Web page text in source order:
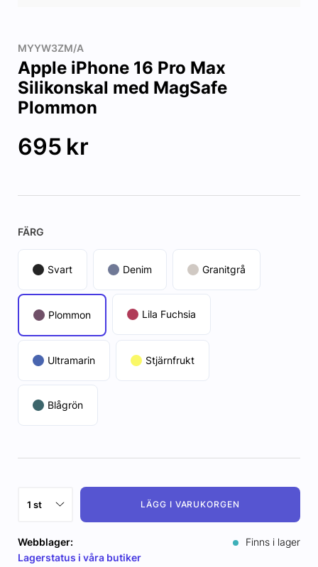
MYYW3ZM/A
Apple iPhone 16 Pro Max
Silikonskal med MagSafe
Plommon
695 kr
FÄRG
Svart Denim Granitgrå
Plommon Lila Fuchsia
Ultramarin Stjärnfrukt
Blågrön
LÄGG I VARUKORGEN
Webblager:
Finns i lager
Lagerstatus i våra butiker